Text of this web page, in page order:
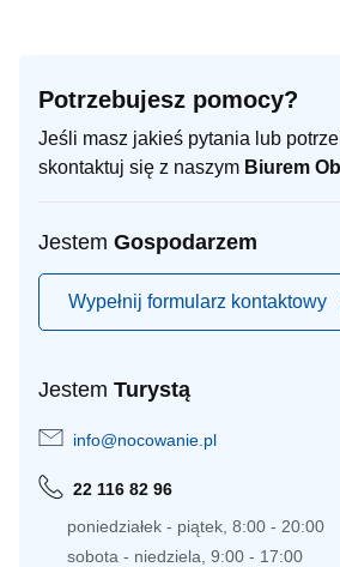
Potrzebujesz pomocy?
Jeśli masz jakieś pytania lub
skontaktuj się z naszym Biurem
Jestem Gospodarzem
Wypełnij formularz kontaktowy
Jestem Turystą
info@nocowanie.pl
22 116 82 96
poniedziałek - piątek, 8:00 - 20:00
sobota - niedziela, 9:00 - 17:00